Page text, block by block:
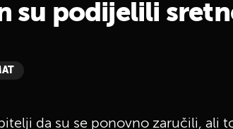
su podijelili
da su se ponovno zaručili, ali